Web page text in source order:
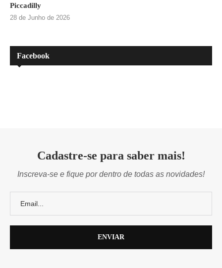
Piccadilly
28 de Junho de 2026
Facebook
Cadastre-se para saber mais!
Inscreva-se e fique por dentro de todas as novidades!